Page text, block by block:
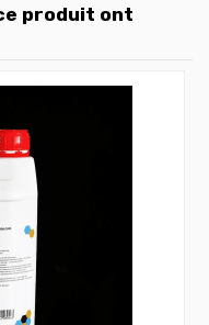
produit ont